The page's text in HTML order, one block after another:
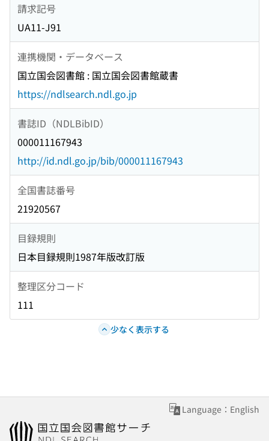
請求記号
UA11-J91
連携機関・データベース
国立国会図書館 : 国立国会図書館蔵書
https://ndlsearch.ndl.go.jp
書誌ID（NDLBibID）
000011167943
http://id.ndl.go.jp/bib/000011167943
全国書誌番号
21920567
目録規則
日本目録規則1987年版改訂版
整理区分コード
111
少なく表示する
Language：English